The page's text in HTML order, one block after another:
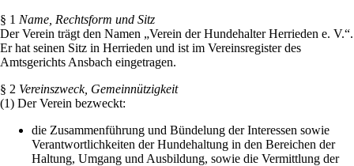
§ 1 Name, Rechtsform und Sitz
Der Verein trägt den Namen „Verein der Hundehalter Herrieden e. V.“.
Er hat seinen Sitz in Herrieden und ist im Vereinsregister des
Amtsgerichts Ansbach eingetragen.
§ 2 Vereinszweck, Gemeinnützigkeit
(1) Der Verein bezweckt:
die Zusammenführung und Bündelung der Interessen sowie
Verantwortlichkeiten der Hundehaltung in den Bereichen der
Haltung, Umgang und Ausbildung, sowie die Vermittlung der